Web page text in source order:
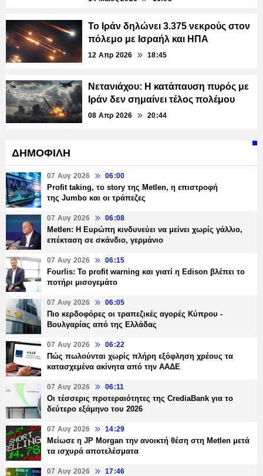
Το Ιράν δηλώνει 3.375 νεκρούς στον
πόλεμο με Ισραήλ και ΗΠΑ
12 Απρ 2026 18:45
Νετανιάχου: Η κατάπαυση πυρός με
Ιράν δεν σημαίνει τέλος πολέμου
08 Απρ 2026 20:44
ΔΗΜΟΦΙΛΗ
07 Αυγ 2026 06:00
Profit taking, το story της Metlen, η επιστροφή
της Jumbo και οι τράπεζες
07 Αυγ 2026 06:08
Metlen: Η Ευρώπη κινδυνεύει να μείνει χωρίς γάλλιο,
επέκταση σε σκάνδιο, γερμάνιο
07 Αυγ 2026 06:15
Fourlis: Το profit warning και γιατί η Edison βλέπει το
ποτήρι μισογεμάτο
07 Αυγ 2026 06:05
Πιο κερδοφόρες οι τραπεζικές αγορές Κύπρου -
Βουλγαρίας από της Ελλάδας
07 Αυγ 2026 06:22
Πώς πωλούνται χωρίς πλήρη εξόφληση χρέους τα
κατασχεμένα ακίνητα από την ΑΑΔΕ
07 Αυγ 2026 06:11
Οι τέσσερις προτεραιότητες της CrediaBank για το
δεύτερο εξάμηνο του 2026
07 Αυγ 2026 14:29
Μείωσε η JP Morgan την ανοικτή θέση στη Metlen μετά
τα ισχυρά αποτελέσματα
07 Αυγ 2026 17:46